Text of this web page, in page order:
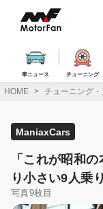
ス
車ニュース チューニング
HOME チューニング
ManiaxCars
「これが昭和
り小さい9人乗
写真9枚目